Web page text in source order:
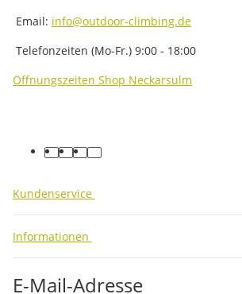
Email: info@outdoor-climbing.de
Telefonzeiten (Mo-Fr.) 9:00 - 18:00
Öffnungszeiten Shop Neckarsulm
facebook
youtube
instagram
tiktok
Kundenservice
Informationen
E-Mail-Adresse